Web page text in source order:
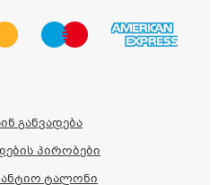
განვადება
პირობები
ტალონი